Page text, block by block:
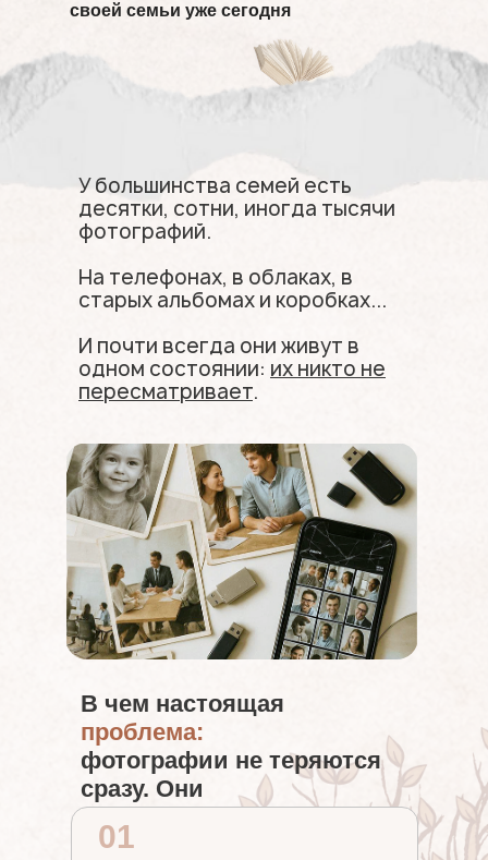
своей семьи уже сегодня
В чем настоящая
проблема:
фотографии не теряются
сразу. Они
01
У большинства семей есть
десятки, сотни, иногда тысячи
фотографий.
На телефонах, в облаках, в
старых альбомах и коробках...
И почти всегда они живут в
одном состоянии: их никто не
пересматривает.